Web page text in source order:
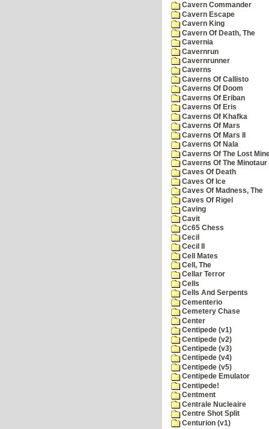
Cavern Commander
Cavern Escape
Cavern King
Cavern Of Death, The
Cavernia
Cavernrun
Cavernrunner
Caverns
Caverns Of Callisto
Caverns Of Doom
Caverns Of Eriban
Caverns Of Eris
Caverns Of Khafka
Caverns Of Mars
Caverns Of Mars II
Caverns Of Nala
Caverns Of The Lost
Caverns Of The Minotaur
Caves Of Death
Caves Of Ice
Caves Of Madness, The
Caves Of Rigel
Caving
Cavit
Cc65 Chess
Cecil
Cecil II
Cell Mates
Cell, The
Cellar Terror
Cells
Cells And Serpents
Cementerio
Cemetery Chase
Center
Centipede (v1)
Centipede (v2)
Centipede (v3)
Centipede (v4)
Centipede (v5)
Centipede Emulator
Centipede!
Centment
Centrale Nucleaire
Centre Shot Split
Centurion (v1)